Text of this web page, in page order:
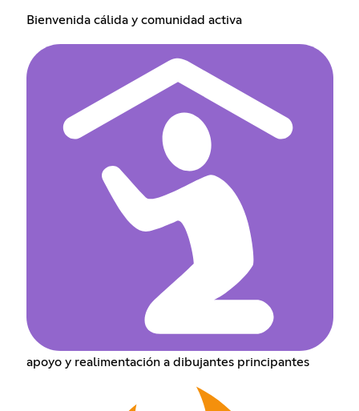
Bienvenida cálida y comunidad activa
apoyo y realimentación a dibujantes principantes